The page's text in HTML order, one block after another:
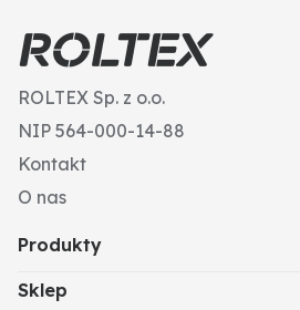
• wasserbeständig
Klassifikation: DIN 51502, Type
Temperaturbereich: -30°C bis
180°C)
Gebinde: 400 g Kartusche
ROLTEX Sp. z o.o.
NIP 564-000-14-88
Kontakt
O nas
Produkty
Sklep